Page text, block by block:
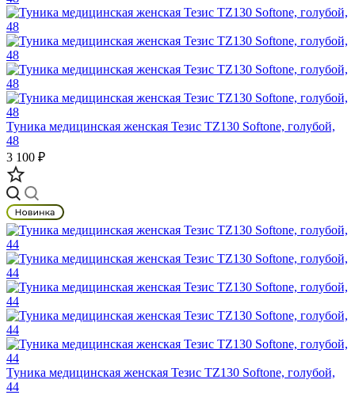
Туника медицинская женская Тезис TZ130 Softone, голубой,
48
3 100 ₽
Туника медицинская женская Тезис TZ130 Softone, голубой,
44